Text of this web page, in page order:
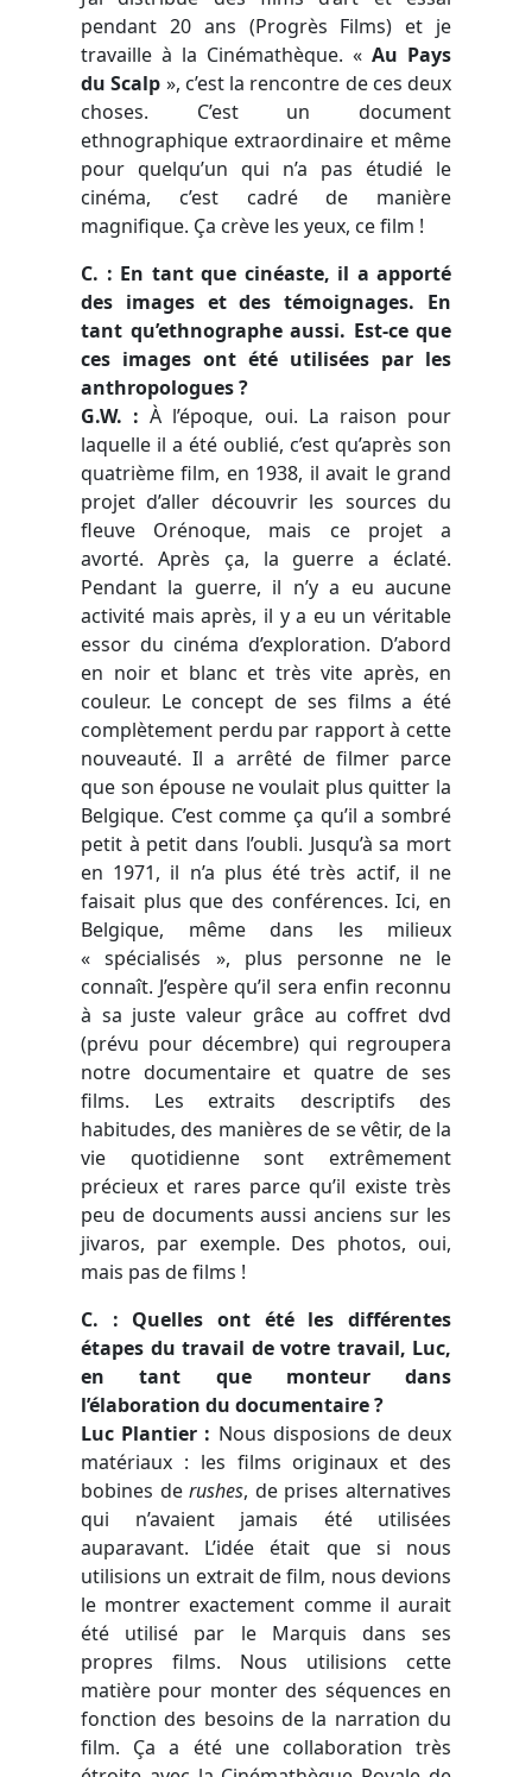
pendant 20 ans (Progrès Films) et je
travaille à la Cinémathèque. « Au Pays
du Scalp », c’est la rencontre de ces deux
choses. C’est un document
ethnographique extraordinaire et même
pour quelqu’un qui n’a pas étudié le
cinéma, c’est cadré de manière
magnifique. Ça crève les yeux, ce film !
C. : En tant que cinéaste, il a apporté
des images et des témoignages. En
tant qu’ethnographe aussi. Est-ce que
ces images ont été utilisées par les
anthropologues ?
G.W. : À l’époque, oui. La raison pour
laquelle il a été oublié, c’est qu’après son
quatrième film, en 1938, il avait le grand
projet d’aller découvrir les sources du
fleuve Orénoque, mais ce projet a
avorté. Après ça, la guerre a éclaté.
Pendant la guerre, il n’y a eu aucune
activité mais après, il y a eu un véritable
essor du cinéma d’exploration. D’abord
en noir et blanc et très vite après, en
couleur. Le concept de ses films a été
complètement perdu par rapport à cette
nouveauté. Il a arrêté de filmer parce
que son épouse ne voulait plus quitter la
Belgique. C’est comme ça qu’il a sombré
petit à petit dans l’oubli. Jusqu’à sa mort
en 1971, il n’a plus été très actif, il ne
faisait plus que des conférences. Ici, en
Belgique, même dans les milieux
« spécialisés », plus personne ne le
connaît. J’espère qu’il sera enfin reconnu
à sa juste valeur grâce au coffret dvd
(prévu pour décembre) qui regroupera
notre documentaire et quatre de ses
films. Les extraits descriptifs des
habitudes, des manières de se vêtir, de la
vie quotidienne sont extrêmement
précieux et rares parce qu’il existe très
peu de documents aussi anciens sur les
jivaros, par exemple. Des photos, oui,
mais pas de films !
C. : Quelles ont été les différentes
étapes du travail de votre travail, Luc,
en tant que monteur dans
l’élaboration du documentaire ?
Luc Plantier : Nous disposions de deux
matériaux : les films originaux et des
bobines derushes, de prises alternatives
qui n’avaient jamais été utilisées
auparavant. L’idée était que si nous
utilisions un extrait de film, nous devions
le montrer exactement comme il aurait
été utilisé par le Marquis dans ses
propres films. Nous utilisions cette
matière pour monter des séquences en
fonction des besoins de la narration du
film. Ça a été une collaboration très